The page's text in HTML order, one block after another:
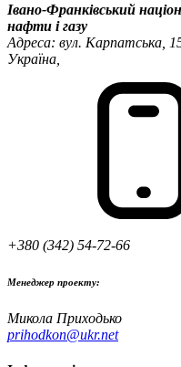
Івано-Франківський
нафти і газу
Адреса: вул. Карпатська,
Україна,
+380 (342) 54-72-66
Менеджер проекту:
Микола Приходько
prihodkon@ukr.net